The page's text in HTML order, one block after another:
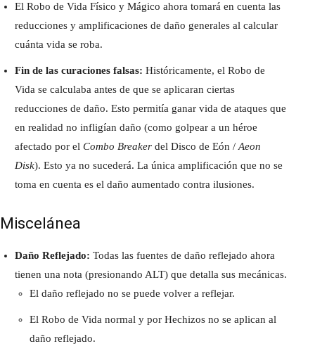
El Robo de Vida Físico y Mágico ahora tomará en cuenta las
reducciones y amplificaciones de daño generales al calcular
cuánta vida se roba.
Fin de las curaciones falsas: Históricamente, el Robo de
Vida se calculaba antes de que se aplicaran ciertas
reducciones de daño. Esto permitía ganar vida de ataques que
en realidad no infligían daño (como golpear a un héroe
afectado por el Combo Breaker del Disco de Eón /Aeon
Disk). Esto ya no sucederá. La única amplificación que no se
toma en cuenta es el daño aumentado contra ilusiones.
Miscelánea
Daño Reflejado: Todas las fuentes de daño reflejado ahora
tienen una nota (presionando ALT) que detalla sus mecánicas.
El daño reflejado no se puede volver a reflejar.
El Robo de Vida normal y por Hechizos no se aplican al
daño reflejado.